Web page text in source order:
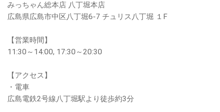
みっちゃん総本店 八丁堀本店
広島県広島市中区八丁堀6-7 チュリス八丁堀 １F
【営業時間】
11:30～14:00, 17:30～20:30
【アクセス】
・電車
広島電鉄2号線八丁堀駅より徒歩約3分